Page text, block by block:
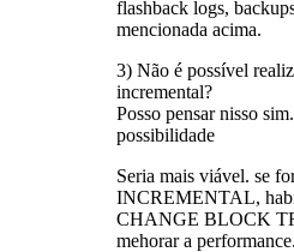
flashback logs,
mencionada acima.
3) Não é possível
incremental?
Posso pensar nisso
possibilidade
Seria mais viável. se
INCREMENTAL,
CHANGE BLOCK
mehorar a performance.